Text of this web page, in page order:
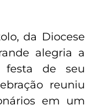
da Diocese
alegria a
festa de seu
reuniu
em um